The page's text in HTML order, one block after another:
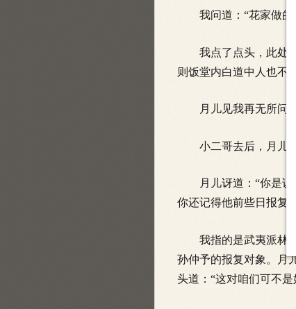
我问道：“花家做的是
我点了点头，此处毗
则饭堂内白道中人也不
月儿见我再无所问，
小二哥去后，月儿说
月儿讶道：“你是说
你还记得他前些日报复
我指的是武夷派林永
孙仲予的报复对象。月
头道：“这对咱们可不